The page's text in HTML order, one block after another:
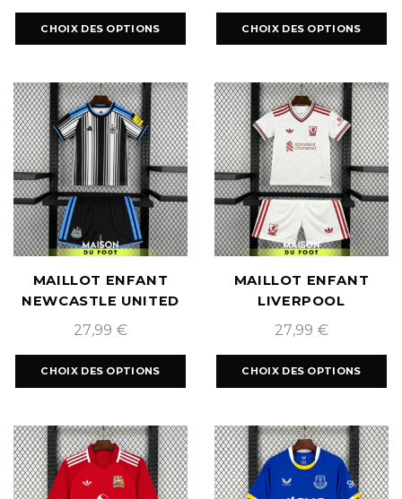
CHOIX DES OPTIONS CHOIX DES OPTIONS
MAILLOT ENFANT
NEWCASTLE UNITED
DOMICILE 2026/2027
27,99 €
CHOIX DES OPTIONS
MAILLOT ENFANT
LIVERPOOL
EXTÉRIEUR 2026/2027
27,99 €
CHOIX DES OPTIONS